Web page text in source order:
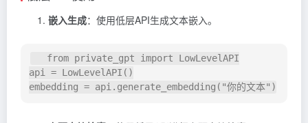
嵌入生成：使用低层API生成文本嵌入。
api = LowLevelAPI()